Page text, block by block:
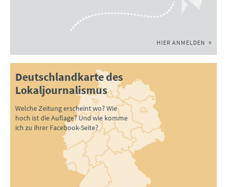
HIER ANMELDEN
Deutschlandkarte des
Lokaljournalismus
Welche Zeitung erscheint wo? Wie
hoch ist die Auflage? Und wie komme
ich zu ihrer Facebook-Seite?